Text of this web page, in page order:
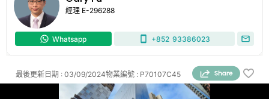
經理 E-296288
Whatsapp +852 93386023
物業編號 : P70107C45
最後更新日期 : 03/09/2024